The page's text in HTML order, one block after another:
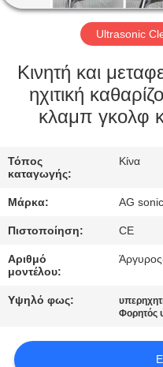
ΠΕΡΊΠΟΥ
ΓΎΡΟΣ
ΕΡΓΟΣΤΑΣΊΩΝ
ΠΟΙΟΤΙΚΌΣ
ΈΛΕΓΧΟΣ
ΜΑΣ
ΕΛΆΤΕ
ΣΕ
ΜΕ
Ultrasonic
Κινητή και
ηχιτική
κλαμπ γκολφ
Τόπος
καταγωγής:
Κίνα
Μάρκα: AG sonic
Πιστοποίηση: CE
Αριθμό
μοντέλου:
Υψηλό φως:
Φορητός